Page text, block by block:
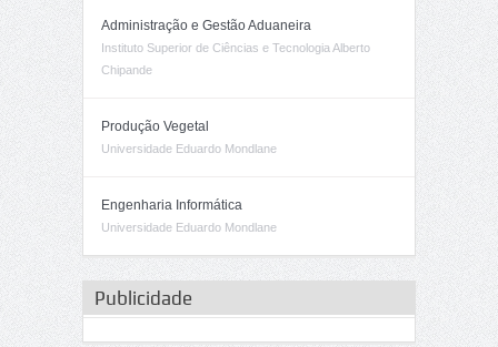
Administração e Gestão Aduaneira
Instituto Superior de Ciências e Tecnologia Alberto
Chipande
Produção Vegetal
Universidade Eduardo Mondlane
Engenharia Informática
Universidade Eduardo Mondlane
Publicidade